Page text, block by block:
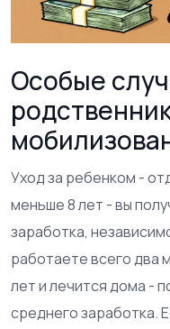
Особые
Уход за ребенком -
меньше 8 лет - вы
заработка,
работаете всего два
лет и лечится дома -
среднего заработка.